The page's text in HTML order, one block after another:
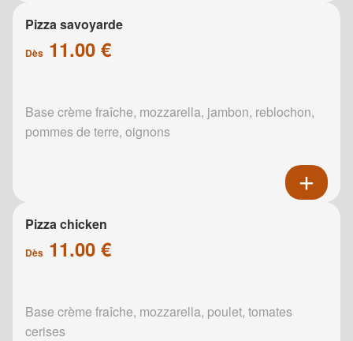
Pizza savoyarde
Dès 11.00 €
Base crème fraîche, mozzarella, jambon, reblochon,
pommes de terre, oignons
Pizza chicken
Dès 11.00 €
Base crème fraîche, mozzarella, poulet, tomates
cerises